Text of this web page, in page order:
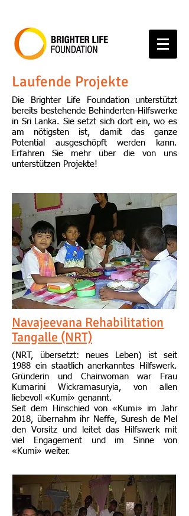
Laufende Projekte
Die Brighter Life Foundation unterstützt
bereits bestehende Behinderten-Hilfswerke
in Sri Lanka. Sie setzt sich dort ein, wo es
am nötigsten ist, damit das ganze
Potential ausgeschöpft werden kann.
Erfahren Sie mehr über die von uns
unterstützen Projekte!
Navajeevana Rehabilitation
Tangalle (NRT)
(NRT, übersetzt: neues Leben) ist seit
1988 ein staatlich anerkanntes Hilfswerk.
Gründerin und Chairwoman war Frau
Kumarini Wickramasuryia, von allen
liebevoll «Kumi» genannt.
Seit dem Hinschied von «Kumi» im Jahr
2018, übernahm ihr Neffe, Suresh de Mel
den Vorsitz und leitet das Hilfswerk mit
viel Engagement und im Sinne von
«Kumi» weiter.